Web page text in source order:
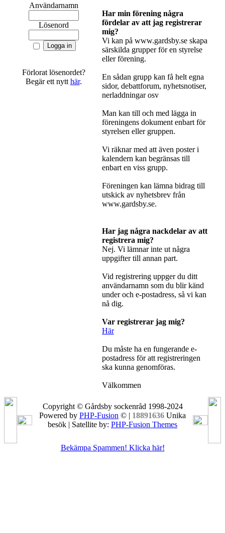
Användarnamn
Lösenord
Förlorat lösenordet?
Begär ett nytt här.
Har min förening några
fördelar av att jag registrerar
mig?
Vi kan på www.gardsby.se skapa
särskilda grupper för en styrelse
eller förening.
En sådan grupp kan få helt egna
sidor, debattforum, nyhetsnotiser,
nerladdningar osv
Man kan till och med lägga in
föreningens dokument enbart för
styrelsen eller gruppen.
Vi räknar med att även poster i
kalendern kan begränsas till
enbart en viss grupp.
Föreningen kan lämna bidrag till
utskick av nyhetsbrev från
www.gardsby.se.
Har jag några nackdelar av att
registrera mig?
Nej. Vi lämnar inte ut några
uppgifter till annan part.
Vid registrering uppger du ditt
användarnamn som du blir känd
under och e-postadress, så vi kan
nå dig.
Var registrerar jag mig?
Här
Du måste ha en fungerande e-
postadress för att registreringen
ska kunna genomföras.
Välkommen
Copyright © Gårdsby sockenråd 1998-2024
Powered by PHP-Fusion © | 18891636 Unika
besök | Satellite by: PHP-Fusion Themes
Bekämpa Spammen! Klicka här!